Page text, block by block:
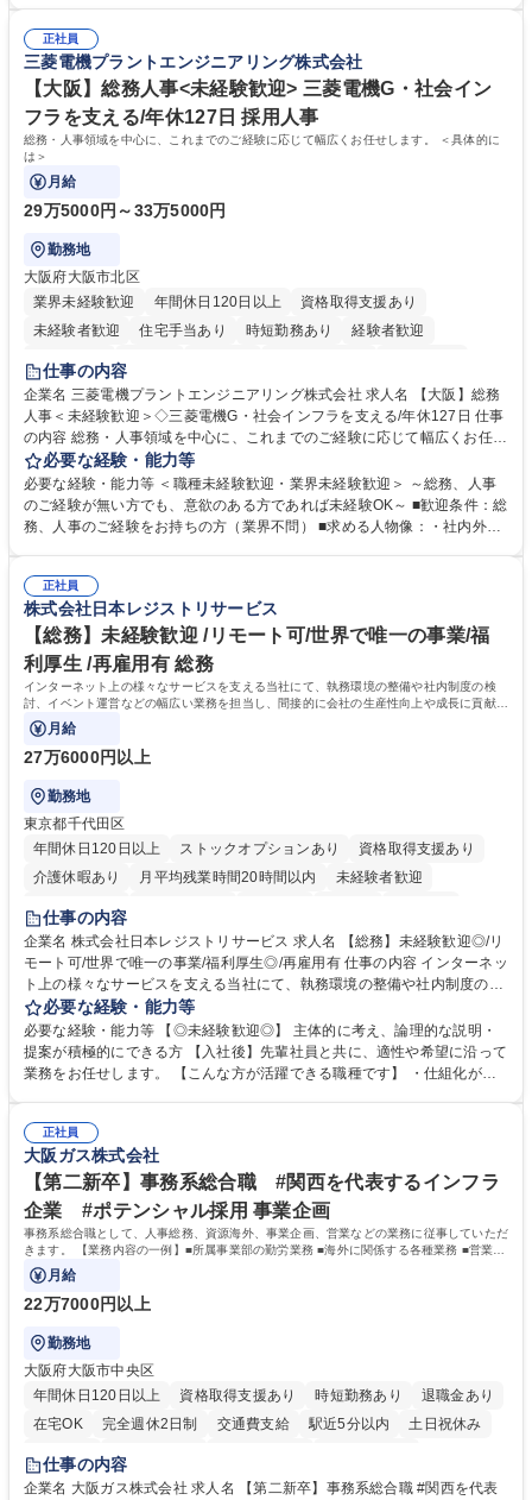
実行/フィールドセールスへの案件連携 募集職種 ★【未経験歓迎】AIで製
造業の未来を変えるインサイドセールス
企画・実行経験 ・CRM・リードナーチャリングに関する知見 ・データを
もとに営業プロセスを改善した経験 学歴・資格 学歴：大学院 大学 高専 短
大 専修学校 高校 語学力： 資格：
正社員
三菱電機プラントエンジニアリング株式会社
【大阪】総務人事<未経験歓迎> 三菱電機G・社会イン
フラを支える/年休127日 採用人事
総務・人事領域を中心に、これまでのご経験に応じて幅広くお任せします。 ＜具体的に
は＞
月給
29万5000円～33万5000円
勤務地
大阪府大阪市北区
業界未経験歓迎
年間休日120日以上
資格取得支援あり
未経験者歓迎
住宅手当あり 時短勤務あり
経験者歓迎
退職金あり
駅近5分以内
土日祝休み 服装自由 寮・社宅あり 食事補助あり
仕事の内容
企業名 三菱電機プラントエンジニアリング株式会社 求人名 【大阪】総務
人事＜未経験歓迎＞◇三菱電機G・社会インフラを支える/年休127日 仕事
の内容 総務・人事領域を中心に、これまでのご経験に応じて幅広くお任せ
します。 ＜具体的には＞ ・総務/人事労務（給与・社保・勤怠管理など）
・採用・教育研修 ・福利厚生運用 など ※基本的には事務所勤務ですが、
採用や教育等の業務内容により、関西圏以外への日帰り・宿泊を伴う国内
出張もございます。 ※担当業務を持ちつつ、お互いに助け合いながら、総
必要な経験・能力等
必要な経験・能力等 ＜職種未経験歓迎・業界未経験歓迎＞ ～総務、人事
のご経験が無い方でも、意欲のある方であれば未経験OK～ ■歓迎条件：総
務、人事のご経験をお持ちの方（業界不問） ■求める人物像：・社内外の
正社員
株式会社日本レジストリサービス
【総務】未経験歓迎 /リモート可/世界で唯一の事業/福
利厚生 /再雇用有 総務
インターネット上の様々なサービスを支える当社にて、執務環境の整備や社内制度の検
討、イベント運営などの幅広い業務を担当し、間接的に会社の生産性向上や成長に貢献し
ている部署です。
月給
27万6000円以上
勤務地
東京都千代田区
年間休日120日以上
ストックオプションあり
資格取得支援あり
介護休暇あり
月平均残業時間20時間以内
未経験者歓迎
住宅手当あり
完全週休2日制
交通費支給 駅近5分以内 土日祝休み 服装自由
仕事の内容
企業名 株式会社日本レジストリサービス 求人名 【総務】未経験歓迎◎/リ
モート可/世界で唯一の事業/福利厚生◎/再雇用有 仕事の内容 インターネッ
ト上の様々なサービスを支える当社にて、執務環境の整備や社内制度の検
討、イベント運営などの幅広い業務を担当し、間接的に会社の生産性向上
や成長に貢献している部署です。 会社の全メンバーが安心して長く成果を
発揮できる環境を整えるために、毎日のメンテナンスや維持管理に加え、
新たな施策検討を積極的に行っていただき、会社全体を巻き込み課題解決
幅広い業務の体得が可能で、多様なキャリアパスを描くことも可能です。
募集職種 【総務】未経験歓迎◎/リモート可/世界で唯一の事業/福利厚生◎/
再雇用有
必要な経験・能力等
必要な経験・能力等 【◎未経験歓迎◎】 主体的に考え、論理的な説明・
提案が積極的にできる方 【入社後】先輩社員と共に、適性や希望に沿って
業務をお任せします。 【こんな方が活躍できる職種です】 ・仕組化が好
対処できる・新しいことに興味関心がある 【魅力】■自己啓発支援：資格
取得や通信教育など費用の80%（年間25万円まで）を補助 ■住宅手当：家
賃の50%（月額7万円まで）を補助 学歴・資格 学歴：大学院 大学 語学
力： 資格：
正社員
大阪ガス株式会社
【第二新卒】事務系総合職 #関西を代表するインフラ
企業 #ポテンシャル採用 事業企画
事務系総合職として、人事総務、資源海外、事業企画、営業などの業務に従事していただ
きます。 【業務内容の一例】■所属事業部の勤労業務 ■海外に関係する各種業務 ■営業部
門の企画スタッフ、ルート営業
月給
22万7000円以上
勤務地
大阪府大阪市中央区
年間休日120日以上
資格取得支援あり 時短勤務あり
退職金あり
在宅OK
完全週休2日制 交通費支給 駅近5分以内
土日祝休み
服装自由
第二新卒歓迎
仕事の内容
企業名 大阪ガス株式会社 求人名 【第二新卒】事務系総合職 #関西を代表